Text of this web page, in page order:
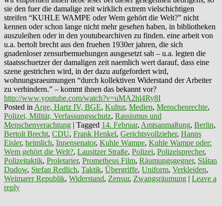
sie den fuer die damalige zeit wirklich extrem vielschichtigen
streifen “KUHLE WAMPE oder Wem gehört die Welt?” nicht
kennen oder schon lange nicht mehr gesehen haben, in bibliotheken
auszuleihen oder in den youtubearchiven zu finden. eine arbeit von
u.a. bertolt brecht aus den fruehen 1930er jahren, die sich
gnadenloser zensurbemuehungen ausgesetzt sah – u.a. legten die
staatsschuetzer der damaligen zeit naemlich wert darauf, dass eine
szene gestrichen wird, in der dazu aufgefordert wird,
wohnungsraeumungen “durch kollektiven Widerstand der Arbeiter
zu verhindern.” – kommt ihnen das bekannt vor?
http://www.youtube.com/watch?v=uMA2hl4Ry8I
Posted in Arge, Hartz IV, BGE, Kultur, Medien, Menschenrechte,
Polizei, Militär, Verfassungsschutz, Rassismus und
Menschenverachtung | Tagged 14. Februar, Amtsanmaßung, Berlin,
Bertolt Brecht, CDU, Frank Henkel, Gerichtsvollzieher, Hanns
Eisler, heimlich, Innensenator, Kuhle Wampe, Kuhle Wampe oder:
Wem gehört die Welt?, Lausitzer Straße, Polizei, Polizeisprecher,
Polizeitaktik, Proletarier, Prometheus Film, Räumungsgegner, Slátan
Dudow, Stefan Redlich, Taktik, Übergriffe, Uniform, Verkleiden,
Weimarer Republik, Widerstand, Zensur, Zwangsräumung | Leave a
reply